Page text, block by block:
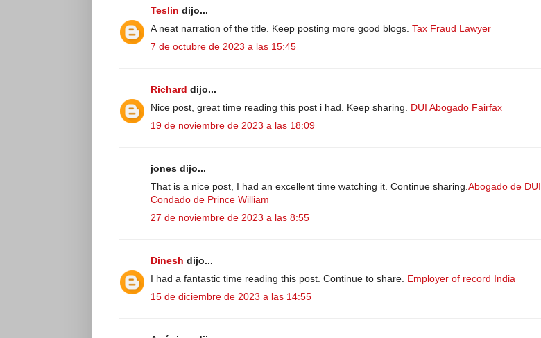
Teslin dijo...
A neat narration of the title. Keep posting more good blogs. Tax Fraud Lawyer
7 de octubre de 2023 a las 15:45
Richard dijo...
Nice post, great time reading this post i had. Keep sharing. DUI Abogado Fairfax
19 de noviembre de 2023 a las 18:09
jones dijo...
That is a nice post, I had an excellent time watching it. Continue sharing.Abogado de DUI
Condado de Prince William
27 de noviembre de 2023 a las 8:55
Dinesh dijo...
I had a fantastic time reading this post. Continue to share. Employer of record India
15 de diciembre de 2023 a las 14:55